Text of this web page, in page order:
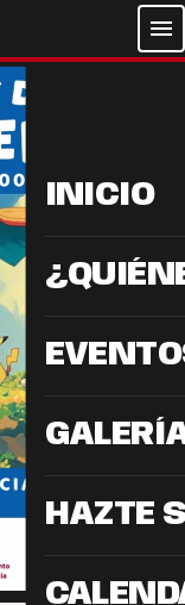
menu
INICIO
HAZTE